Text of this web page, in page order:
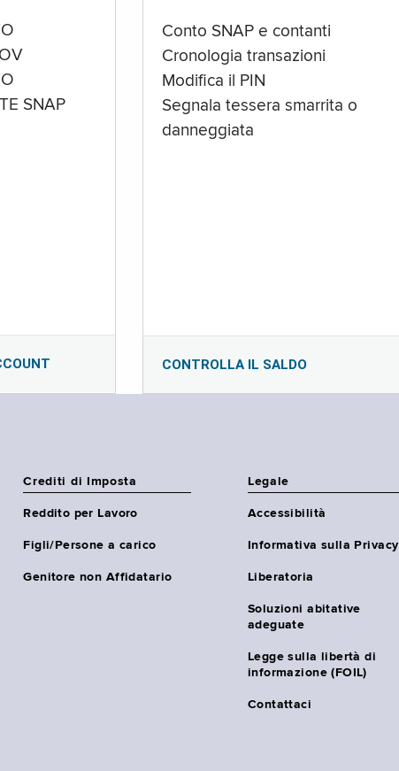
SNAP
Conto SNAP e contanti
Cronologia transazioni
Modifica il PIN
Segnala tessera smarrita o
danneggiata
CONTROLLA IL SALDO
Crediti di Imposta
Reddito per Lavoro
Figli/Persone a carico
Genitore non Affidatario
Legale
Accessibilità
Informativa sulla Privacy
Liberatoria
Soluzioni abitative
adeguate
Legge sulla libertà di
informazione (FOIL)
Contattaci